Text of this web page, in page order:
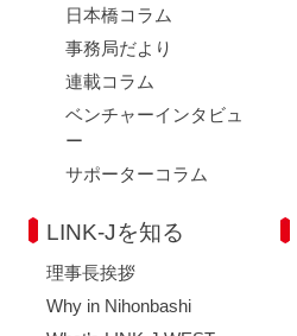
日本橋コラム
事務局だより
連載コラム
ベンチャーインタビュ
ー
サポーターコラム
LINK-Jを知る
理事長挨拶
Why in Nihonbashi